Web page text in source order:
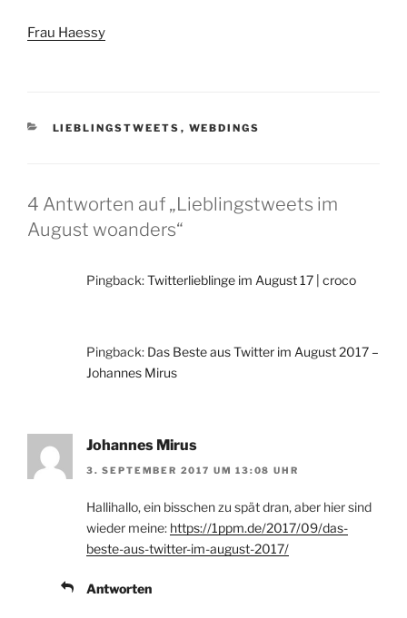
Frau Haessy
KATEGORIEN
LIEBLINGSTWEETS , WEBDINGS
4 Antworten auf „Lieblingstweets im
August woanders“
Pingback:Twitterlieblinge im August 17 | croco
Pingback: Das Beste aus Twitter im August 2017 –
Johannes Mirus
Johannes Mirus
3. SEPTEMBER 2017 UM 13:08 UHR
Hallihallo, ein bisschen zu spät dran, aber hier sind
wieder meine: https://1ppm.de/2017/09/das-
beste-aus-twitter-im-august-2017/
Antworten